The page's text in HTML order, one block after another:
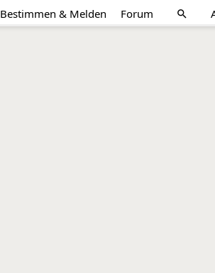
Bestimmen & Melden Forum search